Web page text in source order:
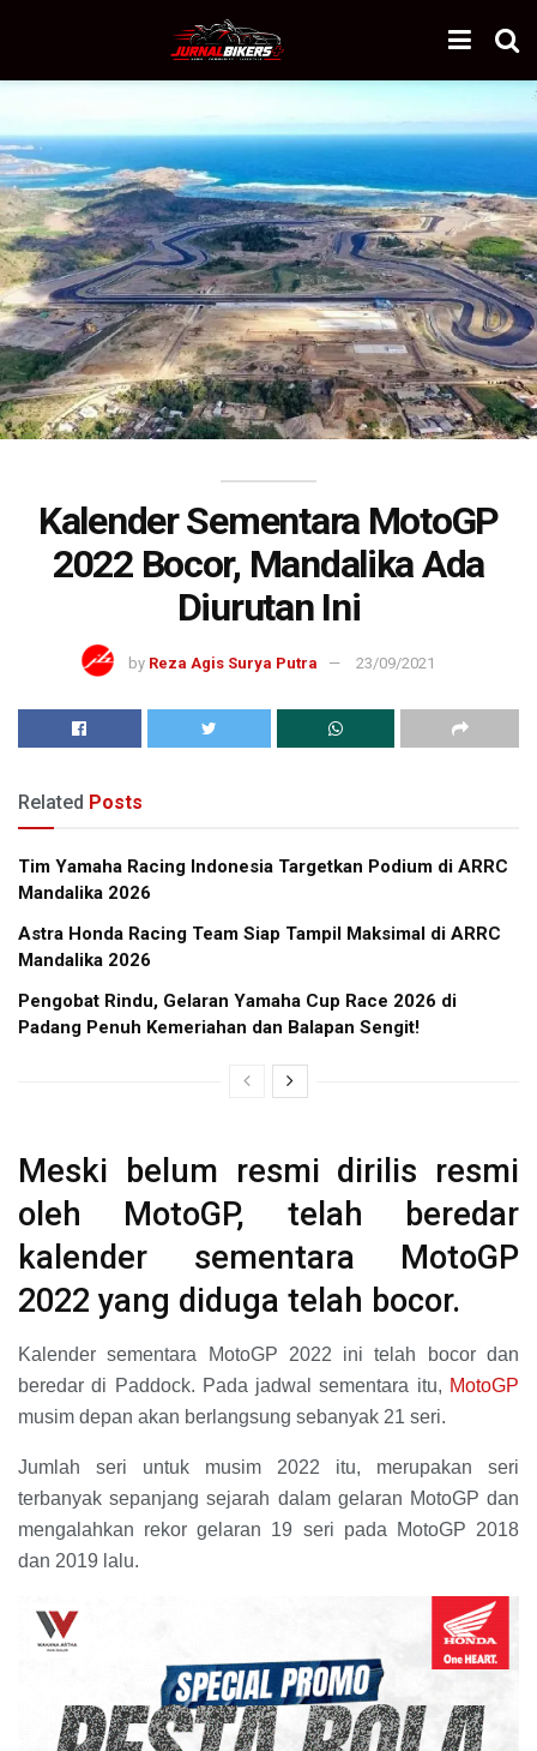
Kalender Sementara MotoGP
2022 Bocor, Mandalika Ada
Diurutan Ini
by Reza Agis Surya Putra 23/09/2021
Related Posts
Tim Yamaha Racing Indonesia Targetkan Podium di ARRC
Mandalika 2026
Astra Honda Racing Team Siap Tampil Maksimal di ARRC
Mandalika 2026
Pengobat Rindu, Gelaran Yamaha Cup Race 2026 di
Padang Penuh Kemeriahan dan Balapan Sengit!
Meski belum resmi dirilis resmi
oleh MotoGP, telah beredar
kalender sementara MotoGP
2022 yang diduga telah bocor.
Kalender sementara MotoGP 2022 ini telah bocor dan
beredar di Paddock. Pada jadwal sementara itu, MotoGP
musim depan akan berlangsung sebanyak 21 seri.
Jumlah seri untuk musim 2022 itu, merupakan seri
terbanyak sepanjang sejarah dalam gelaran MotoGP dan
mengalahkan rekor gelaran 19 seri pada MotoGP 2018
dan 2019 lalu.